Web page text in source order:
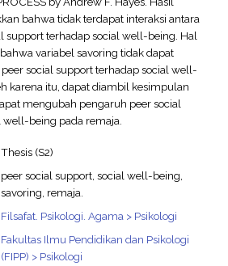
bahwa tidak terdapat interaksi antara
support terhadap social well-being. Hal
variabel savoring tidak dapat
social support terhadap social well-
karena itu, dapat diambil kesimpulan
mengubah pengaruh peer social
being pada remaja.
Thesis (S2)
peer social support, social well-being,
savoring, remaja.
Filsafat. Psikologi. Agama > Psikologi
Fakultas Ilmu Pendidikan dan Psikologi
(FIPP) > Psikologi